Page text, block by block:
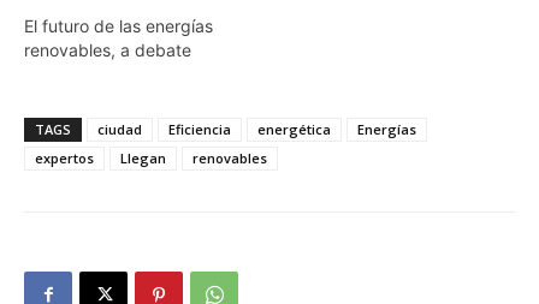
El futuro de las energías
renovables, a debate
TAGS ciudad Eficiencia energética
Energías
expertos
Llegan renovables